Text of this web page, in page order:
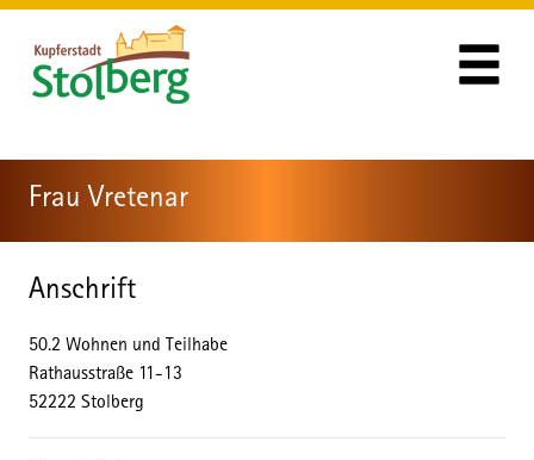
Zum Hauptinhalt springen
Zum Header
Zum Hauptinhalt
Zum Footer
Frau Vretenar
Anschrift
50.2 Wohnen und Teilhabe
Rathausstraße 11-13
52222 Stolberg